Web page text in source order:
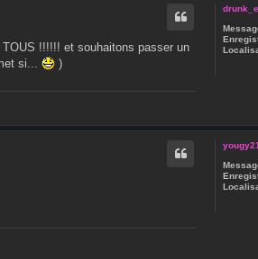
!!!!!! et souhaitons passer un
si...
)
yougy21